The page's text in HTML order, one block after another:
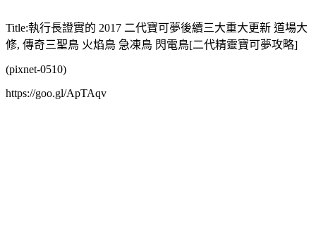
Title:執行長證實的 2017 二代寶可夢後續三大重大更新 道場大
修, 傳奇三聖鳥 火焰鳥 急凍鳥 閃電鳥[二代精靈寶可夢攻略]
(pixnet-0510)
https://goo.gl/ApTAqv